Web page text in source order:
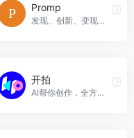
Promp
发现、创新、变现AI创意，Promp官网入口网址
开拍
AI帮你创作，全方位的创意工具，开拍官网入口网址